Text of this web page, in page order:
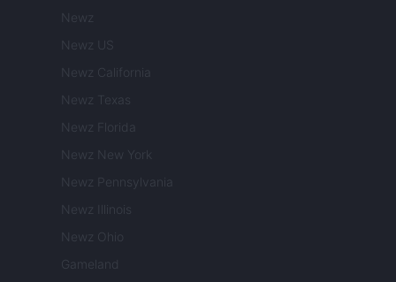
Newz
Newz US
Newz California
Newz Texas
Newz Florida
Newz New York
Newz Pennsylvania
Newz Illinois
Newz Ohio
Gameland